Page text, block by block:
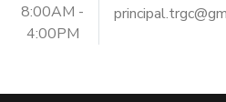
8:00AM -
4:00PM